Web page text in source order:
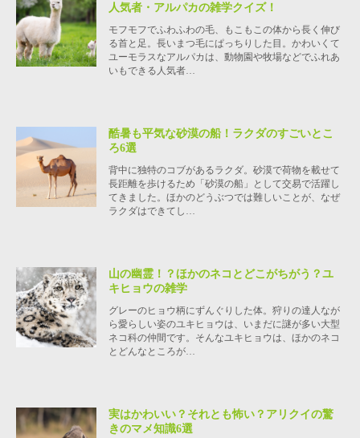
人気者・アルパカの雑学クイズ！
モフモフでふわふわの毛、もこもこの体から長く伸び
る首と足。長いまつ毛にぱっちりした目。かわいくて
ユーモラスなアルパカは、動物園や牧場などでふれあ
いもできる人気者…
酷暑も平気な砂漠の船！ラクダのすごいとこ
ろ6選
背中に独特のコブがあるラクダ。砂漠で荷物を載せて
長距離を歩けるため「砂漠の船」として交易で活躍し
てきました。ほかのどうぶつでは難しいことが、なぜ
ラクダはできてし…
山の幽霊！？ほかのネコとどこがちがう？ユ
キヒョウの雑学
グレーのヒョウ柄にずんぐりした体。狩りの達人なが
ら愛らしい姿のユキヒョウは、いまだに謎が多い大型
ネコ科の仲間です。そんなユキヒョウは、ほかのネコ
とどんなところが…
実はかわいい？それとも怖い？アリクイの驚
きのマメ知識6選